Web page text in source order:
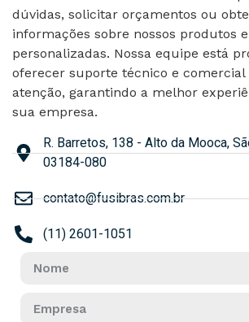
dúvidas, solicitar orçamentos ou
informações sobre nossos produtos
personalizadas. Nossa equipe está
oferecer suporte técnico e comercial
atenção, garantindo a melhor
sua empresa.
R. Barretos, 138 - Alto da Mooca,
03184-080
contato@fusibras.com.br
(11) 2601-1051